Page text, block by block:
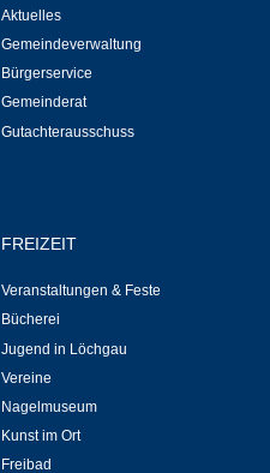
Aktuelles
Gemeindeverwaltung
Bürgerservice
Gemeinderat
Gutachterausschuss
FREIZEIT
Veranstaltungen & Feste
Bücherei
Jugend in Löchgau
Vereine
Nagelmuseum
Kunst im Ort
Freibad